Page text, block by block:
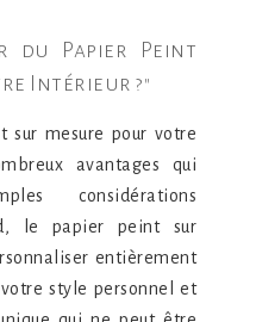
du Papier Peint
Intérieur ?"
sur mesure pour votre
avantages qui
considérations
le papier peint sur
entièrement
style personnel et